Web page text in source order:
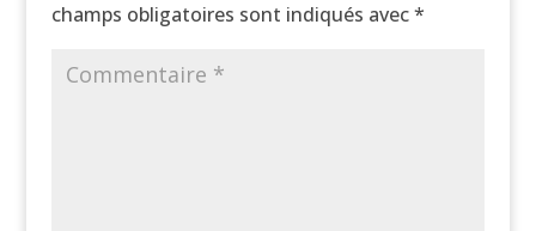
champs obligatoires sont indiqués avec*